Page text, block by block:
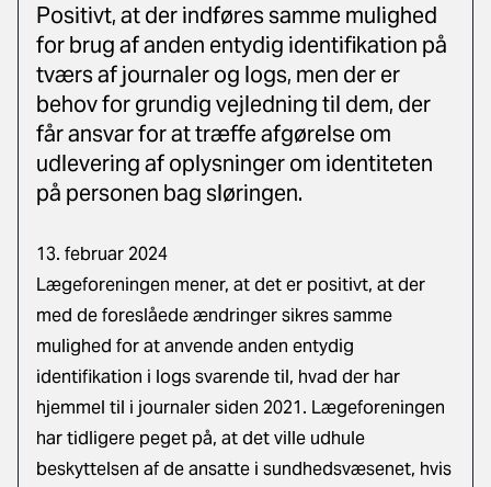
Positivt, at der indføres samme mulighed
for brug af anden entydig identifikation på
tværs af journaler og logs, men der er
behov for grundig vejledning til dem, der
får ansvar for at træffe afgørelse om
udlevering af oplysninger om identiteten
på personen bag sløringen.
13. februar 2024
Lægeforeningen mener, at det er positivt, at der
med de foreslåede ændringer sikres samme
mulighed for at anvende anden entydig
identifikation i logs svarende til, hvad der har
hjemmel til i journaler siden 2021. Lægeforeningen
har tidligere peget på, at det ville udhule
beskyttelsen af de ansatte i sundhedsvæsenet, hvis